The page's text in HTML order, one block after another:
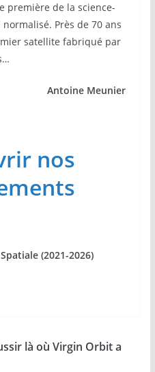
première de la science-
normalisé. Près de 70 ans
satellite fabriqué par
Antoine Meunier
nos
(2021-2026)
là où Virgin Orbit a